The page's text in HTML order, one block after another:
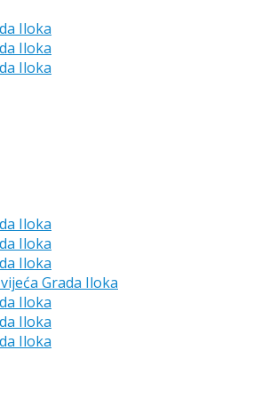
Iloka
Iloka
Iloka
Iloka
Iloka
Iloka
Grada Iloka
Iloka
Iloka
Iloka